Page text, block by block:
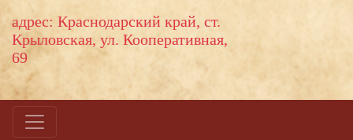
адрес: Краснодарский край, ст.
Крыловская, ул. Кооперативная,
69